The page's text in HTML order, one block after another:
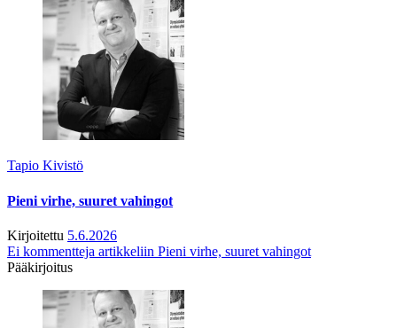
Tapio Kivistö
Pieni virhe, suuret vahingot
Kirjoitettu 5.6.2026
Ei kommentteja artikkeliin Pieni virhe, suuret vahingot
Pääkirjoitus